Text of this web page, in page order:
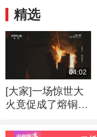
精选
04:02
[大家]一场惊世大
火竟促成了熔铜艺